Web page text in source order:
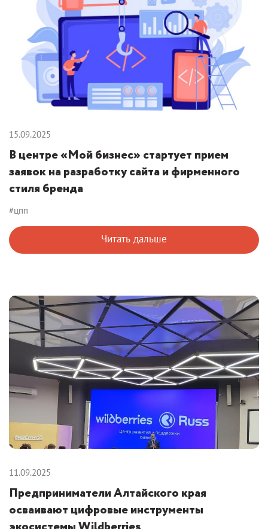
15.09.2025
В центре «Мой бизнес» стартует прием
заявок на разработку сайта и фирменного
стиля бренда
#цпп
Читать дальше
11.09.2025
Предприниматели Алтайского края
осваивают цифровые инструменты